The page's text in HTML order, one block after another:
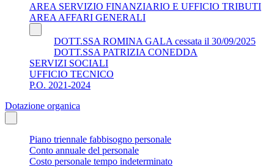
AREA SERVIZIO FINANZIARIO E UFFICIO TRIBUTI
AREA AFFARI GENERALI
DOTT.SSA ROMINA GALA cessata il 30/09/2025
DOTT.SSA PATRIZIA CONEDDA
SERVIZI SOCIALI
UFFICIO TECNICO
P.O. 2021-2024
Dotazione organica
Piano triennale fabbisogno personale
Conto annuale del personale
Costo personale tempo indeterminato